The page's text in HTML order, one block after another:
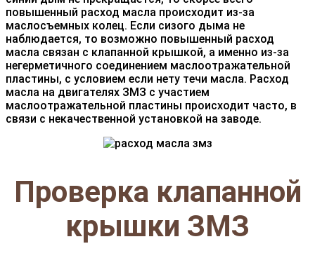
повышенный расход масла происходит из-за
маслосъемных колец. Если сизого дыма не
наблюдается, то возможно повышенный расход
масла связан с клапанной крышкой, а именно из-за
негерметичного соединением маслоотражательной
пластины, с условием если нету течи масла. Расход
масла на двигателях ЗМЗ с участием
маслоотражательной пластины происходит часто, в
связи с некачественной установкой на заводе.
Проверка клапанной
крышки ЗМЗ